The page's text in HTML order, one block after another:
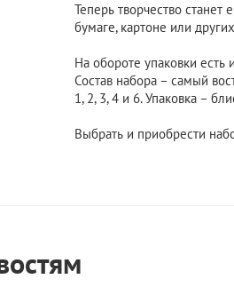
Теперь творчество
бумаге, картоне или
На обороте упаковки есть
Состав набора – самый
1, 2, 3, 4 и 6. Упаковка –
Выбрать и приобрести